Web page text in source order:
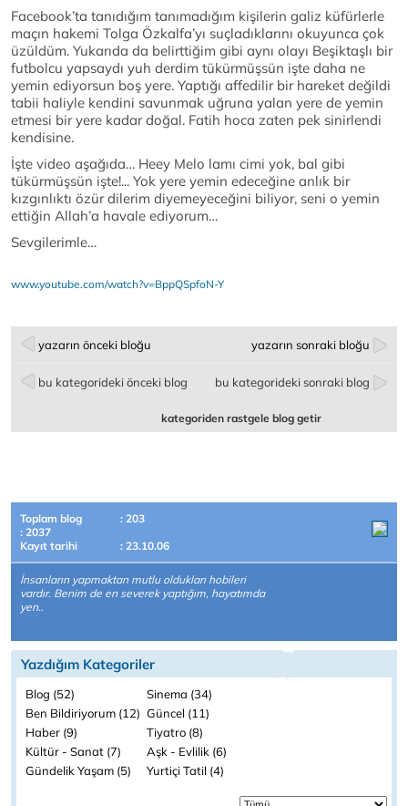
Facebook’ta tanıdığım tanımadığım kişilerin galiz küfürlerle
maçın hakemi Tolga Özkalfa’yı suçladıklarını okuyunca çok
üzüldüm. Yukarıda da belirttiğim gibi aynı olayı Beşiktaşlı bir
futbolcu yapsaydı yuh derdim tükürmüşsün işte daha ne
yemin ediyorsun boş yere. Yaptığı affedilir bir hareket değildi
tabii haliyle kendini savunmak uğruna yalan yere de yemin
etmesi bir yere kadar doğal. Fatih hoca zaten pek sinirlendi
kendisine.
İşte video aşağıda… Heey Melo lamı cimi yok, bal gibi
tükürmüşsün işte!... Yok yere yemin edeceğine anlık bir
kızgınlıktı özür dilerim diyemeyeceğini biliyor, seni o yemin
ettiğin Allah’a havale ediyorum…
Sevgilerimle…
www.youtube.com/watch?v=BppQSpfoN-Y
yazarın önceki bloğu yazarın sonraki bloğu
bu kategorideki önceki blog bu kategorideki sonraki blog
kategoriden rastgele blog getir
Toplam blog
: 203
: 2037
Kayıt tarihi
: 23.10.06
İnsanların yapmaktan mutlu oldukları hobileri
vardır. Benim de en severek yaptığım, hayatımda
yen..
Yazdığım Kategoriler
Blog (52)
Sinema (34)
Ben Bildiriyorum (12) Güncel (11)
Haber (9)
Tiyatro (8)
Kültür - Sanat (7)
Aşk - Evlilik (6)
Gündelik Yaşam (5)
Yurtiçi Tatil (4)